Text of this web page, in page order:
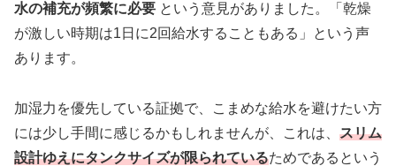
水の補充が頻繁に必要 という意見がありました。「乾燥
が激しい時期は1日に2回給水することもある」という声
あります。
加湿力を優先している証拠で、こまめな給水を避けたい方
には少し手間に感じるかもしれませんが、これは、 スリム
設計ゆえにタンクサイズが限られているためであるという